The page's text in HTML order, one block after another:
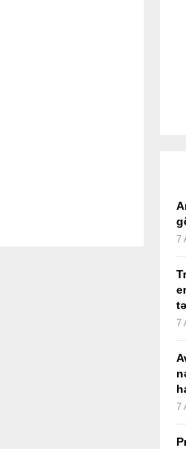
7
7
7